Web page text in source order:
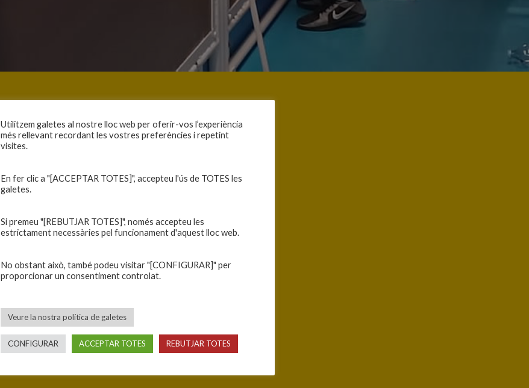
Utilitzem galetes al nostre lloc web per oferir-vos l’experiència
més rellevant recordant les vostres preferències i repetint
visites.
En fer clic a "[ACCEPTAR TOTES]", accepteu l'ús de TOTES les
galetes.
Si premeu "[REBUTJAR TOTES]", només accepteu les
estrictament necessàries pel funcionament d'aquest lloc web.
No obstant això, també podeu visitar "[CONFIGURAR]" per
proporcionar un consentiment controlat.
Veure la nostra política de galetes
CONFIGURAR ACCEPTAR TOTES REBUTJAR TOTES